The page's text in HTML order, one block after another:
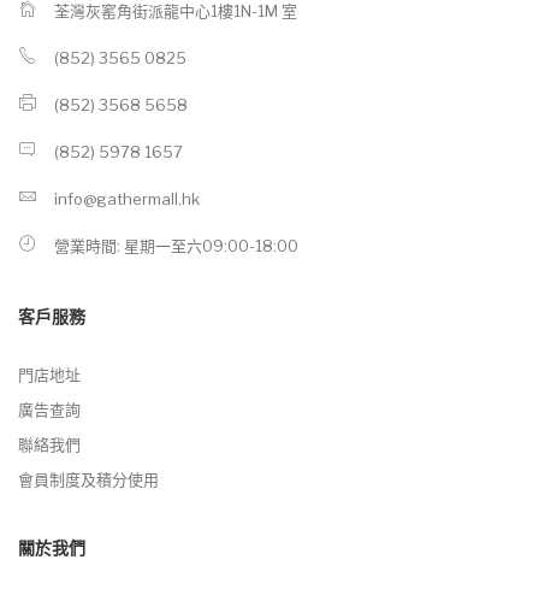
荃灣灰窰角街派龍中心1樓1N-1M 室
(852) 3565 0825
(852) 3568 5658
(852) 5978 1657
info@gathermall.hk
營業時間: 星期一至六09:00-18:00
客戶服務
門店地址
廣告查詢
聯絡我們
會員制度及積分使用
關於我們